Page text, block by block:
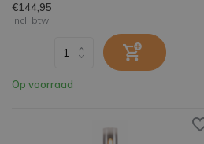
€144,95
Incl. btw
Op voorraad